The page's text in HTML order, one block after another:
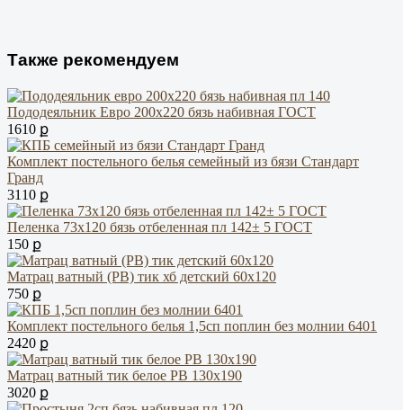
Также рекомендуем
Пододеяльник Евро 200х220 бязь набивная ГОСТ
1610 ք
Комплект постельного белья семейный из бязи Cтандарт
Гранд
3110 ք
Пеленка 73х120 бязь отбеленная пл 142± 5 ГОСТ
150 ք
Матрац ватный (РВ) тик хб детский 60х120
750 ք
Комплект постельного белья 1,5сп поплин без молнии 6401
2420 ք
Матрац ватный тик белое РВ 130х190
3020 ք